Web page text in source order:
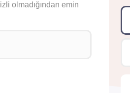
olmadığından emin